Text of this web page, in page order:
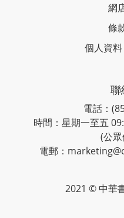
網
條
個人資
聯
電話：
時間：星期一至五
(公
電郵：
2021 © 中華